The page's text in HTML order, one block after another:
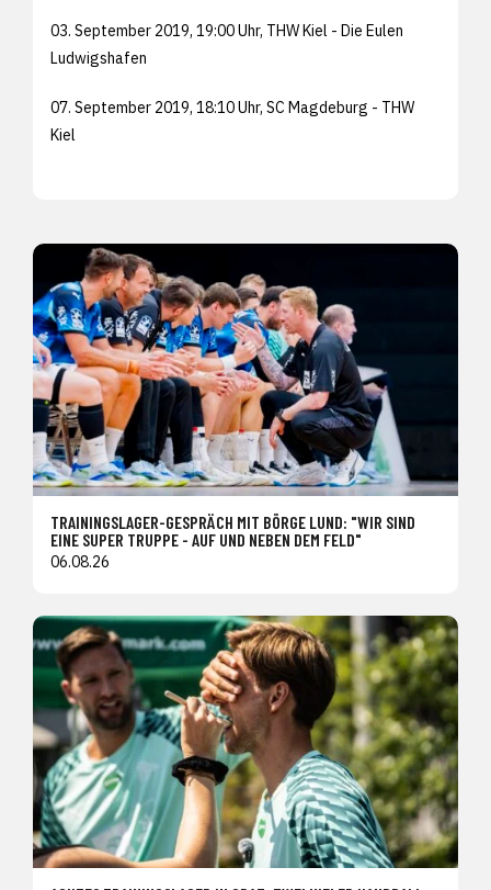
03. September 2019, 19:00 Uhr, THW Kiel - Die Eulen
Ludwigshafen
07. September 2019, 18:10 Uhr, SC Magdeburg - THW
Kiel
TRAININGSLAGER-GESPRÄCH MIT BÖRGE LUND: "WIR SIND
EINE SUPER TRUPPE - AUF UND NEBEN DEM FELD"
06.08.26